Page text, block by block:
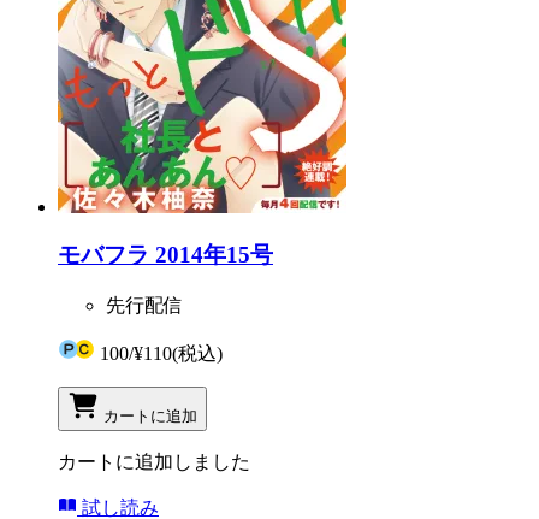
モバフラ 2014年15号
先行配信
100/¥110(税込)
カートに追加
カートに追加しました
試し読み